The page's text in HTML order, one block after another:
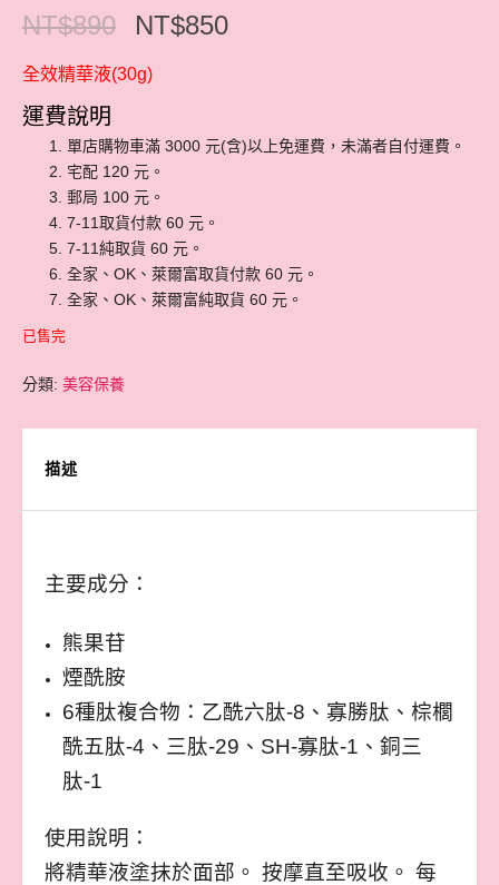
NT$890 NT$850
全效精華液(30g)
運費說明
單店購物車滿 3000 元(含)以上免運費，未滿者自付運費。
宅配 120 元。
郵局 100 元。
7-11取貨付款 60 元。
7-11純取貨 60 元。
全家、OK、萊爾富取貨付款 60 元。
全家、OK、萊爾富純取貨 60 元。
已售完
分類: 美容保養
描述
主要成分：
熊果苷
煙酰胺
6種肽複合物：乙酰六肽-8、寡勝肽、棕櫚
酰五肽-4、三肽-29、SH-寡肽-1、銅三
肽-1
使用說明：
將精華液塗抹於面部。 按摩直至吸收。 每